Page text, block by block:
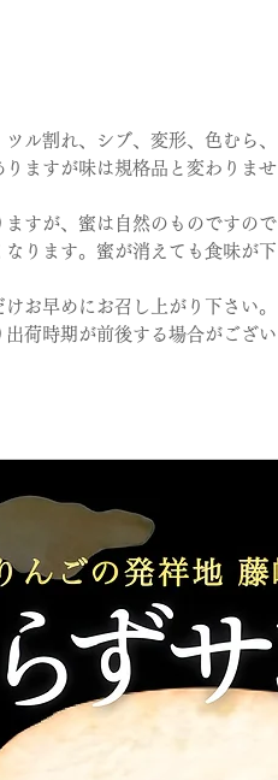
ル割れ、シブ、変形、色むら、
ますが味は規格品と変わりませ
すが、蜜は自然のものですので
ります。蜜が消えても食味が下
お早めにお召し上がり下さい。
荷時期が前後する場合がござい